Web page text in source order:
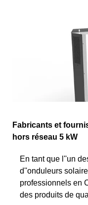
Fabricants et
hors réseau 5 kW
En tant que l''un
d''onduleurs
professionnels en
des produits de